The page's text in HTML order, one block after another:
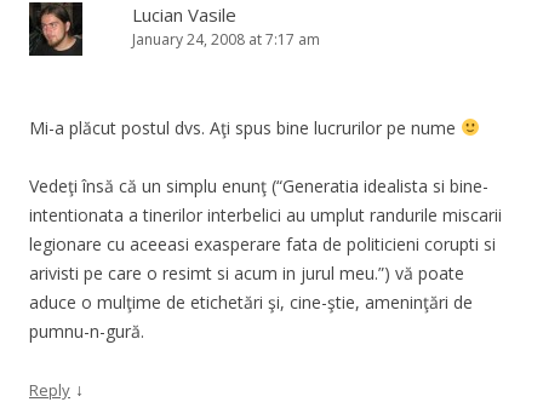
Lucian Vasile
January 24, 2008 at 7:17 am
Mi-a plăcut postul dvs. Aţi spus bine lucrurilor pe nume
Vedeţi însă că un simplu enunţ (“Generatia idealista si bine-
intentionata a tinerilor interbelici au umplut randurile miscarii
legionare cu aceeasi exasperare fata de politicieni corupti si
arivisti pe care o resimt si acum in jurul meu.”) vă poate
aduce o mulţime de etichetări şi, cine-ştie, ameninţări de
pumnu-n-gură.
Reply ↓